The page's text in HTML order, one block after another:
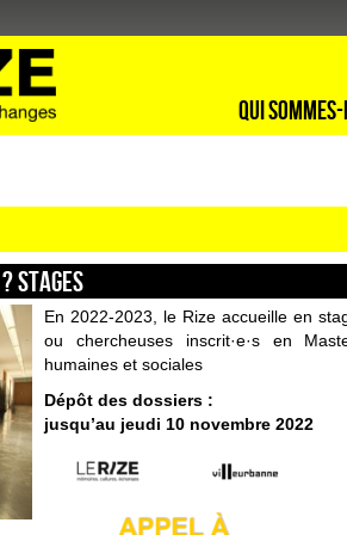
Qui
En 2022-2023, le Rize accueille en
ou chercheuses inscrit·e·s en
humaines et sociales
Dépôt des dossiers :
jusqu’au jeudi 10 novembre 2022